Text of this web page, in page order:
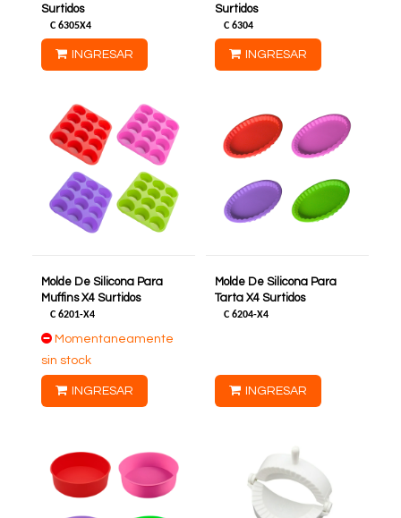
Surtidos
C 6305X4
INGRESAR
Surtidos
C 6304
INGRESAR
Molde De Silicona Para
Muffins X4 Surtidos
C 6201-X4
Momentaneamente
sin stock
INGRESAR
Molde De Silicona Para
Tarta X4 Surtidos
C 6204-X4
INGRESAR